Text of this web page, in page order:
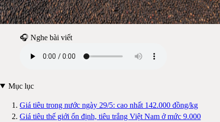
🎧 Nghe bài viết
Mục lục
Giá tiêu trong nước ngày 29/5: cao nhất 142.000 đồng/kg
Giá tiêu thế giới ổn định, tiêu trắng Việt Nam ở mức 9.000